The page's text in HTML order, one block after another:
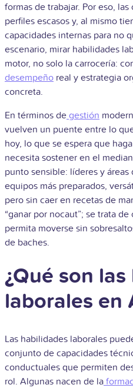
formas de trabajar. Por eso,
perfiles escasos y, al mismo
capacidades internas para no
escenario, mirar habilidades
motor, no solo la carrocería:
desempeño real y estrategia
concreta.
En términos de gestión
vuelven un puente entre lo
hoy, lo que se espera que
necesita sostener en el
punto sensible: líderes y áreas
equipos más preparados,
pero sin caer en recetas de
“ganar por nocaut”; se trata
permita moverse sin
de baches.
¿Qué son
laborales en
Las habilidades laborales
conjunto de capacidades
conductuales que permiten
rol. Algunas nacen de la